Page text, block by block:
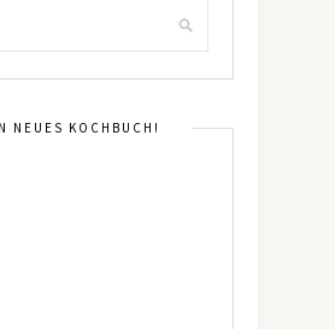
NEUES KOCHBUCH!